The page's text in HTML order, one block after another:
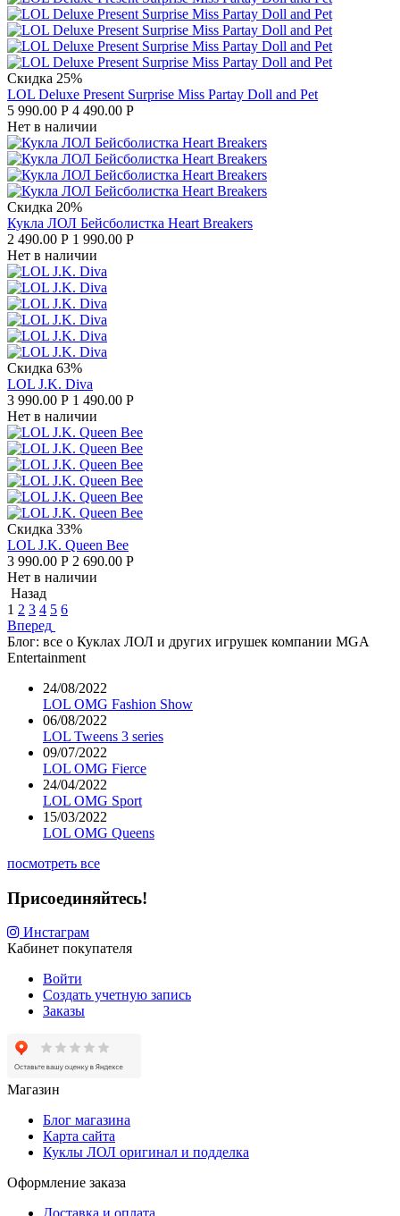
Скидка 25%
LOL Deluxe Present Surprise Miss Partay Doll and Pet
5 990.00 Р 4 490.00 Р
Нет в наличии
Скидка 20%
Кукла ЛОЛ Бейсболистка Heart Breakers
2 490.00 Р 1 990.00 Р
Нет в наличии
Скидка 63%
LOL J.K. Diva
3 990.00 Р 1 490.00 Р
Нет в наличии
Скидка 33%
LOL J.K. Queen Bee
3 990.00 Р 2 690.00 Р
Нет в наличии
Назад
1 2 3 4 5 6
Вперед
Блог: все о Куклах ЛОЛ и других игрушек компании MGA
Entertainment
24/08/2022
LOL OMG Fashion Show
06/08/2022
LOL Tweens 3 series
09/07/2022
LOL OMG Fierce
24/04/2022
LOL OMG Sport
15/03/2022
LOL OMG Queens
посмотреть все
Присоединяйтесь!
Инстаграм
Кабинет покупателя
Войти
Создать учетную запись
Заказы
Магазин
Блог магазина
Карта сайта
Куклы ЛОЛ оригинал и подделка
Оформление заказа